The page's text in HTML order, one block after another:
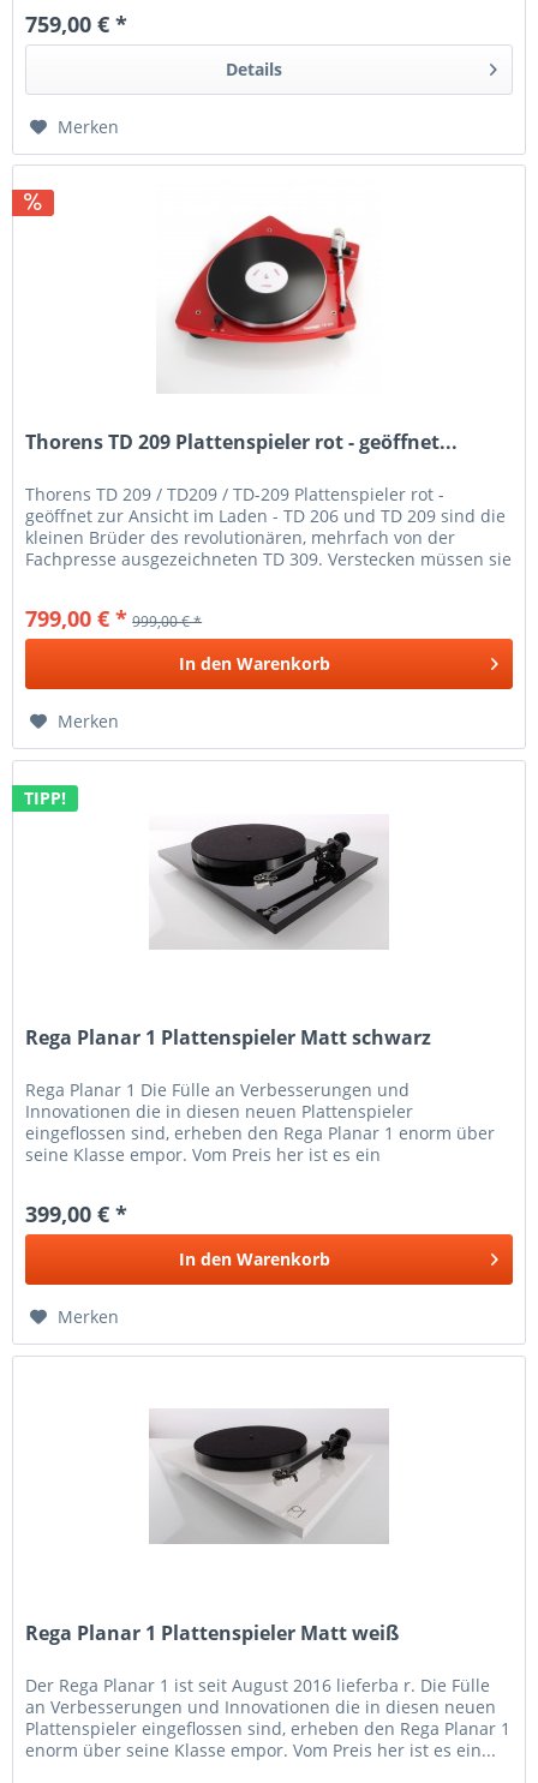
759,00 € *
Details
Merken
Thorens TD 209 Plattenspieler rot - geöffnet...
Thorens TD 209 / TD209 / TD-209 Plattenspieler rot -
geöffnet zur Ansicht im Laden - TD 206 und TD 209 sind die
kleinen Brüder des revolutionären, mehrfach von der
Fachpresse ausgezeichneten TD 309. Verstecken müssen sie
799,00 € * 999,00 € *
In den Warenkorb
Merken
TIPP!
Rega Planar 1 Plattenspieler Matt schwarz
Rega Planar 1 Die Fülle an Verbesserungen und
Innovationen die in diesen neuen Plattenspieler
eingeflossen sind, erheben den Rega Planar 1 enorm über
seine Klasse empor. Vom Preis her ist es ein
399,00 € *
In den Warenkorb
Merken
Rega Planar 1 Plattenspieler Matt weiß
Der Rega Planar 1 ist seit August 2016 lieferba r. Die Fülle
an Verbesserungen und Innovationen die in diesen neuen
Plattenspieler eingeflossen sind, erheben den Rega Planar 1
enorm über seine Klasse empor. Vom Preis her ist es ein...